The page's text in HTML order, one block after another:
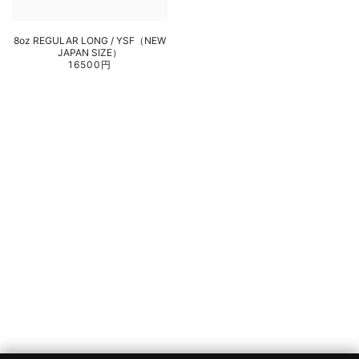
8oz REGULAR LONG / YSF（NEW
JAPAN SIZE）
16500円